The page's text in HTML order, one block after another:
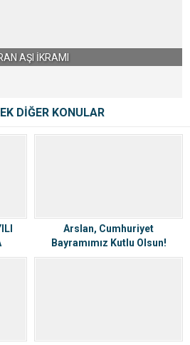
DİĞER KONULAR
Arslan, Cumhuriyet
Bayramımız Kutlu Olsun!